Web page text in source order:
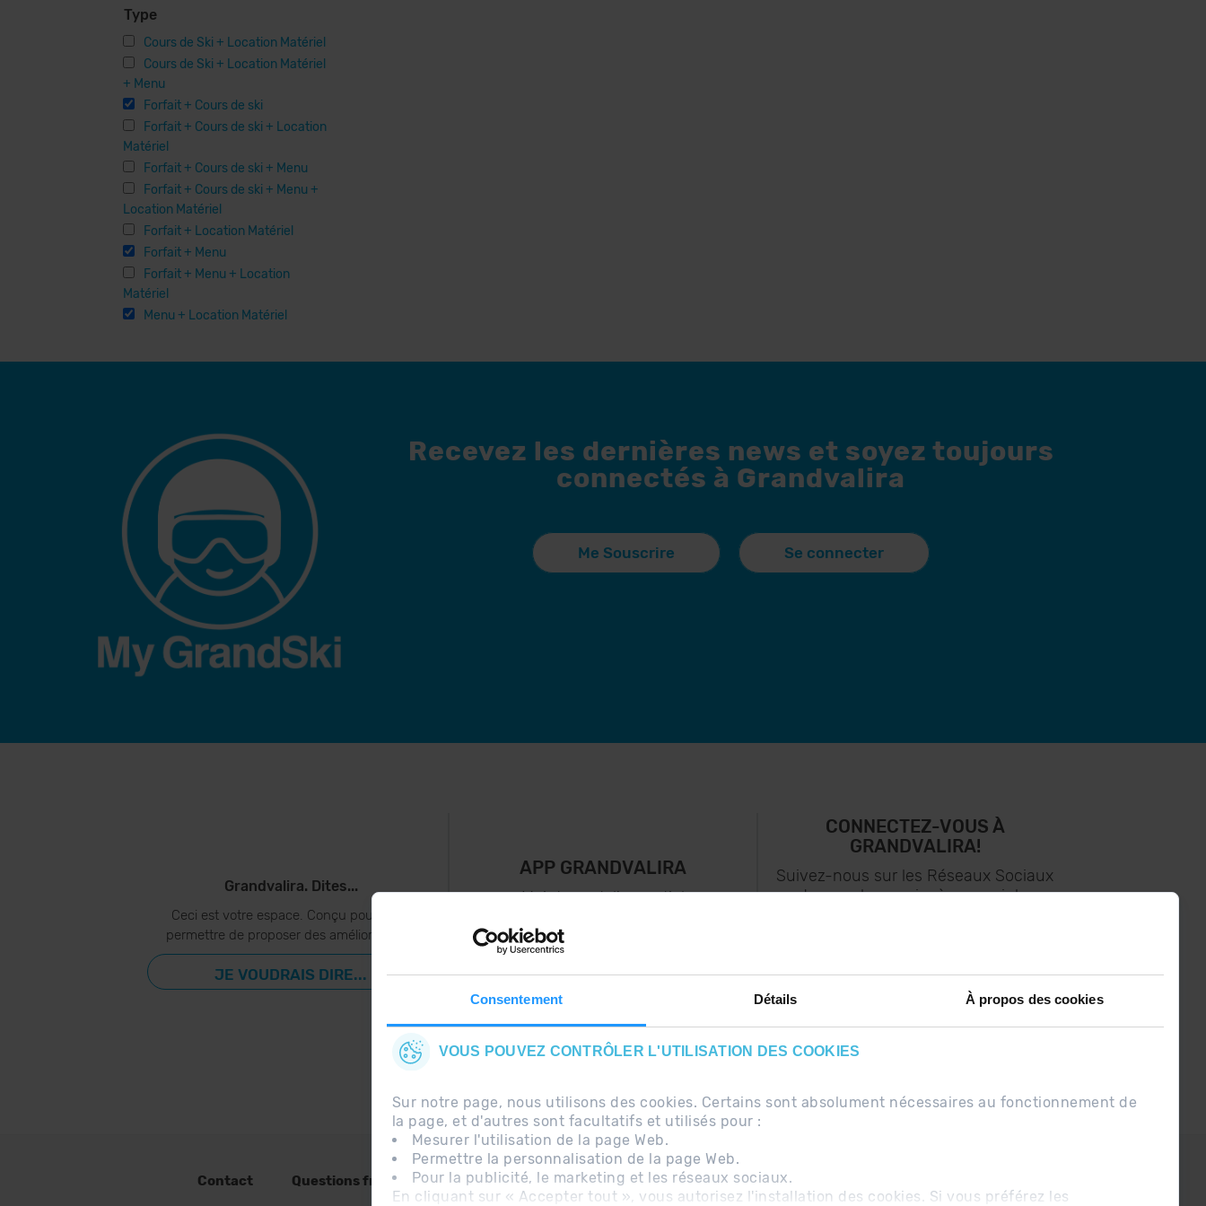
Consentement Détails À propos des cookies
VOUS POUVEZ CONTRÔLER L'UTILISATION DES COOKIES
Sur notre page, nous utilisons des cookies. Certains sont absolument nécessaires au fonctionnement de
la page, et d'autres sont facultatifs et utilisés pour :
Mesurer l'utilisation de la page Web.
Permettre la personnalisation de la page Web.
Pour la publicité, le marketing et les réseaux sociaux.
En cliquant sur « Accepter tout », vous autorisez l'installation des cookies. Si vous préférez les
Type
Cours de Ski + Location Matériel
Cours de Ski + Location Matériel
+ Menu
Forfait + Cours de ski
Forfait + Cours de ski + Location
Matériel
Forfait + Cours de ski + Menu
Forfait + Cours de ski + Menu +
Location Matériel
Forfait + Location Matériel
Forfait + Menu
Forfait + Menu + Location
Matériel
Menu + Location Matériel
Recevez les dernières news et soyez toujours
connectés à Grandvalira
Me Souscrire Se connecter
Grandvalira. Dites...
Ceci est votre espace. Conçu pour vous
permettre de proposer des améliorations..
JE VOUDRAIS DIRE...
APP GRANDVALIRA
Maintenant, l'essentiel
CONNECTEZ-VOUS À
GRANDVALIRA!
Suivez-nous sur les Réseaux Sociaux
et soyez le premier à recevoir les
Contact Questions fréquentes Avis légal Information complémentaire RGPDUE